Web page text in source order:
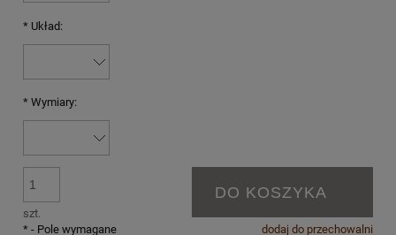
* Układ:
* Wymiary:
szt.
DO KOSZYKA
dodaj do przechowalni
* - Pole wymagane